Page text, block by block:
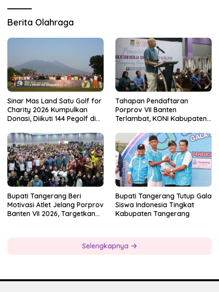
Berita Olahraga
Sinar Mas Land Satu Golf for
Charity 2026 Kumpulkan
Donasi, Diikuti 144 Pegolf di
Tahapan Pendaftaran
Porprov VII Banten
Terlambat, KONI Kabupaten
Kesiapan Panitia
Bupati Tangerang Beri
Motivasi Atlet Jelang Porprov
Banten VII 2026, Targetkan
Bupati Tangerang Tutup Gala
Siswa Indonesia Tingkat
Kabupaten Tangerang
Selengkapnya